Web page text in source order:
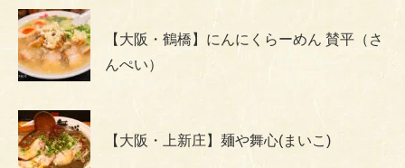
【大阪・鶴橋】にんにくらーめん 賛平（さ
んぺい）
【大阪・上新庄】麺や舞心(まいこ)